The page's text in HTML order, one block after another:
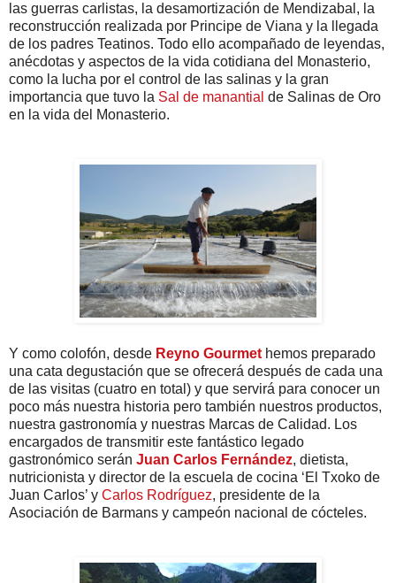
las guerras carlistas, la desamortización de Mendizabal, la
reconstrucción realizada por Principe de Viana y la llegada
de los padres Teatinos. Todo ello acompañado de leyendas,
anécdotas y aspectos de la vida cotidiana del Monasterio,
como la lucha por el control de las salinas y la gran
importancia que tuvo la Sal de manantial de Salinas de Oro
en la vida del Monasterio.
Y como colofón, desde Reyno Gourmet hemos preparado
una cata degustación que se ofrecerá después de cada una
de las visitas (cuatro en total) y que servirá para conocer un
poco más nuestra historia pero también nuestros productos,
nuestra gastronomía y nuestras Marcas de Calidad. Los
encargados de transmitir este fantástico legado
gastronómico serán Juan Carlos Fernández, dietista,
nutricionista y director de la escuela de cocina ‘El Txoko de
Juan Carlos’ y Carlos Rodríguez, presidente de la
Asociación de Barmans y campeón nacional de cócteles.